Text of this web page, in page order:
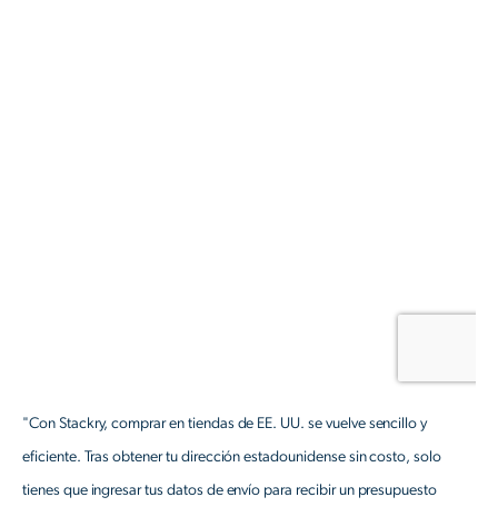
"Con Stackry, comprar en tiendas de EE. UU. se vuelve sencillo y
eficiente. Tras obtener tu dirección estadounidense sin costo, solo
tienes que ingresar tus datos de envío para recibir un presupuesto